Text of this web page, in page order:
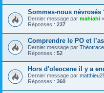
Sommes-nous névrosés
Dernier message par mahiahi «
Réponses : 237
Comprendre le PO et
Dernier message par
Réponses : 52
Hors d'oleocene il y a
Dernier message par
Réponses : 360